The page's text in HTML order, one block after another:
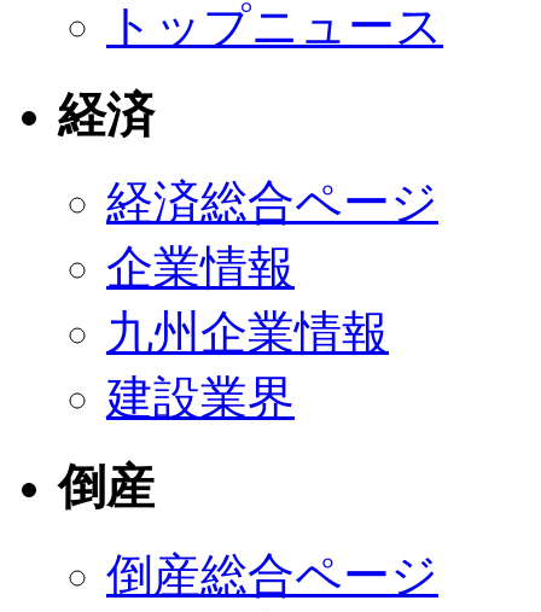
トップニュース
経済
経済総合ページ
企業情報
九州企業情報
建設業界
倒産
倒産総合ページ